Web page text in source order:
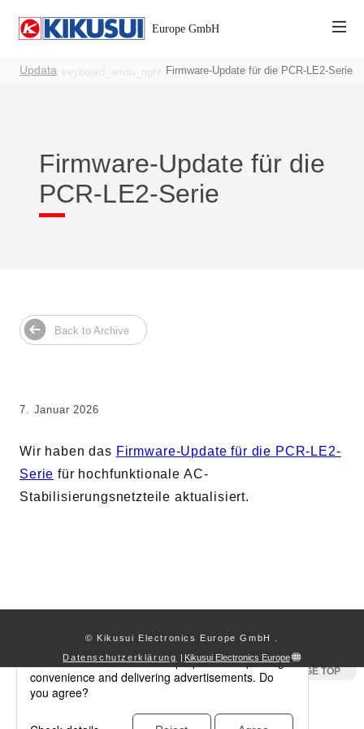
Updata Firmware-Update für die PCR-LE2-Serie
Firmware-Update für die
PCR-LE2-Serie
Back to Archive
7. Januar 2026
Wir haben das Firmware-Update für die PCR-LE2-
Serie für hochfunktionale AC-
Stabilisierungsnetzteile aktualisiert.
Kikusui Electronics Europe GmbH
Expertenunternehmen für Messtechnik und Energieversorgung
Grossenbaumer Weg 8, 40472 Duesseldorf, Deutschland
Produkte
DC-Stromversorgungen
Batterieprüfsysteme
Messinstrument
© Kikusui Electronics Europe GmbH .
Datenschutzerklärung | Kikusui Electronics Europe